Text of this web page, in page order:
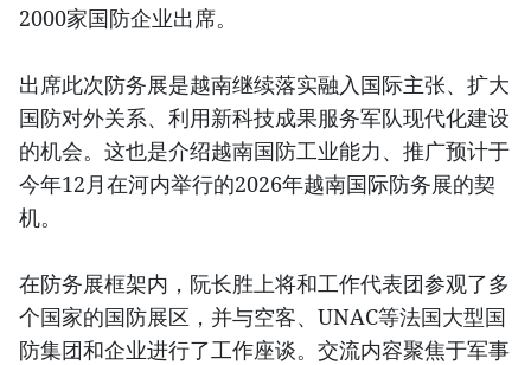
2000家国防企业出席。
出席此次防务展是越南继续落实融入国际主张、扩大
国防对外关系、利用新科技成果服务军队现代化建设
的机会。这也是介绍越南国防工业能力、推广预计于
今年12月在河内举行的2026年越南国际防务展的契
机。
在防务展框架内，阮长胜上将和工作代表团参观了多
个国家的国防展区，并与空客、UNAC等法国大型国
防集团和企业进行了工作座谈。交流内容聚焦于军事